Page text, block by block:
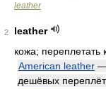
leather
2
leather
кожа; переплетать
American leather —
дешёвых